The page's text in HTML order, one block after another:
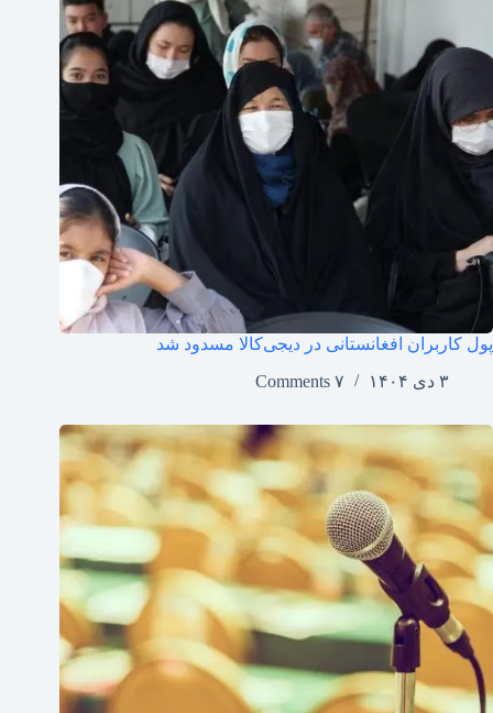
پول کاربران افغانستانی در دیجی‌کالا مسدود شد
۳ دی ۱۴۰۴
۷ Comments